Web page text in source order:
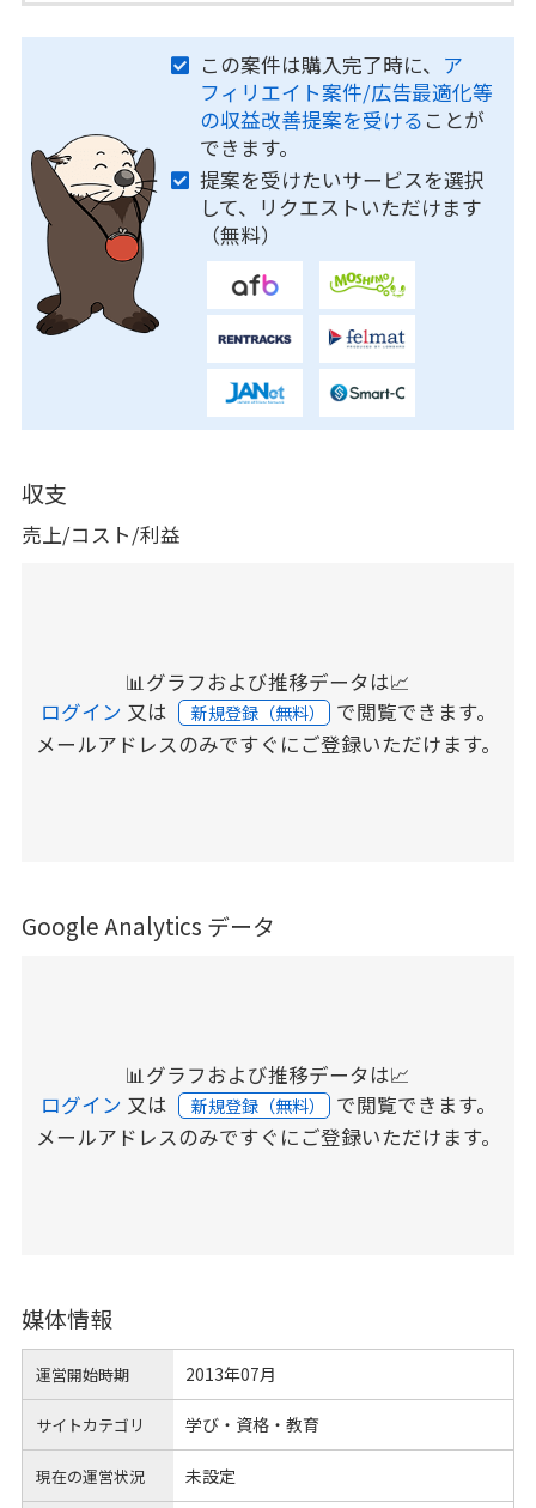
この案件は購入完了時に、 ア
フィリエイト案件/広告最適化等
の収益改善提案を受ける ことが
できます。
提案を受けたいサービスを選択
して、リクエストいただけます
（無料）
収支
売上/コスト/利益
📊グラフおよび推移データは📈
ログイン 又は 新規登録（無料） で閲覧できます。
メールアドレスのみですぐにご登録いただけます。
Google Analytics データ
📊グラフおよび推移データは📈
ログイン 又は 新規登録（無料） で閲覧できます。
メールアドレスのみですぐにご登録いただけます。
媒体情報
運営開始時期 2013年07月
サイトカテゴリ 学び・資格・教育
現在の運営状況 未設定